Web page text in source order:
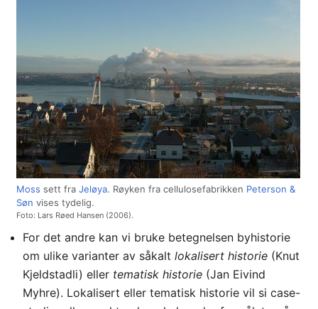
Moss sett fra Jeløya. Røyken fra cellulosefabrikken Peterson &
Søn vises tydelig.
Foto: Lars Røed Hansen (2006).
For det andre kan vi bruke betegnelsen byhistorie
om ulike varianter av såkalt lokalisert historie (Knut
Kjeldstadli) eller tematisk historie (Jan Eivind
Myhre). Lokalisert eller tematisk historie vil si case-